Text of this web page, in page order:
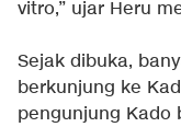
vitro,” ujar Heru
Sejak dibuka,
berkunjung ke
pengunjung Kado